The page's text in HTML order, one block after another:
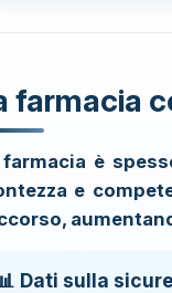
farmacia
farmacia è
e
Dati sulla